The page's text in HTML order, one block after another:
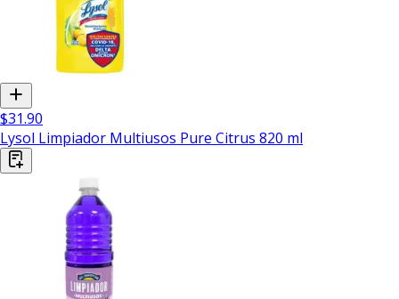
$31.90
Lysol Limpiador Multiusos Pure Citrus 820 ml